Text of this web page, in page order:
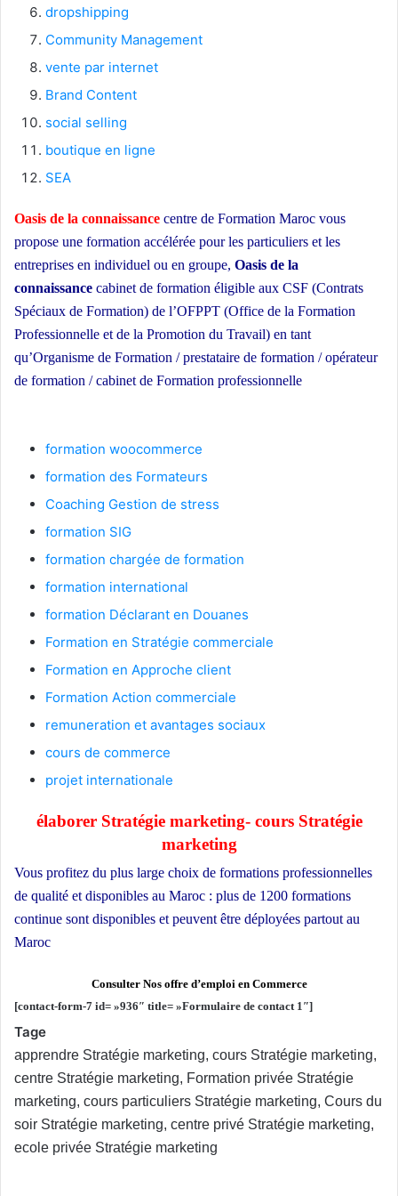
dropshipping
Community Management
vente par internet
Brand Content
social selling
boutique en ligne
SEA
Oasis de la connaissance centre de Formation Maroc vous
propose une formation accélérée pour les particuliers et les
entreprises en individuel ou en groupe, Oasis de la
connaissance cabinet de formation éligible aux CSF (Contrats
Spéciaux de Formation) de l’OFPPT (Office de la Formation
Professionnelle et de la Promotion du Travail) en tant
qu’Organisme de Formation / prestataire de formation / opérateur
de formation / cabinet de Formation professionnelle
formation woocommerce
formation des Formateurs
Coaching Gestion de stress
formation SIG
formation chargée de formation
formation international
formation Déclarant en Douanes
Formation en Stratégie commerciale
Formation en Approche client
Formation Action commerciale
remuneration et avantages sociaux
cours de commerce
projet internationale
élaborer Stratégie marketing- cours Stratégie
marketing
Vous profitez du plus large choix de formations professionnelles
de qualité et disponibles au Maroc : plus de 1200 formations
continue sont disponibles et peuvent être déployées partout au
Maroc
Consulter Nos offre d’emploi en Commerce
[contact-form-7 id= »936″ title= »Formulaire de contact 1″]
Tage
apprendre Stratégie marketing, cours Stratégie marketing,
centre Stratégie marketing, Formation privée Stratégie
marketing, cours particuliers Stratégie marketing, Cours du
soir Stratégie marketing, centre privé Stratégie marketing,
ecole privée Stratégie marketing